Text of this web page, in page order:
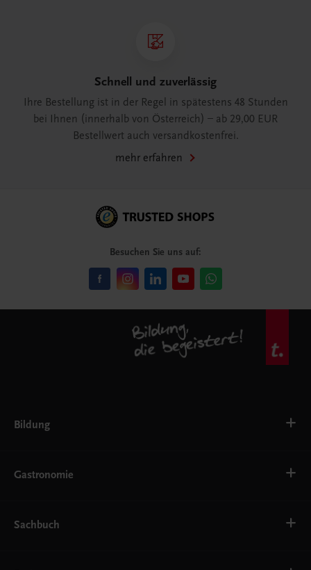
Schnell und zuverlässig
Ihre Bestellung ist in der Regel in spätestens 48 Stunden
bei Ihnen (innerhalb von Österreich) – ab 29,00 EUR
Bestellwert auch versandkostenfrei.
mehr erfahren
Besuchen Sie uns auf:
Bildung
AHS
EWF/ZWF
FW
Gastronomie
Getränke
Sachbuch